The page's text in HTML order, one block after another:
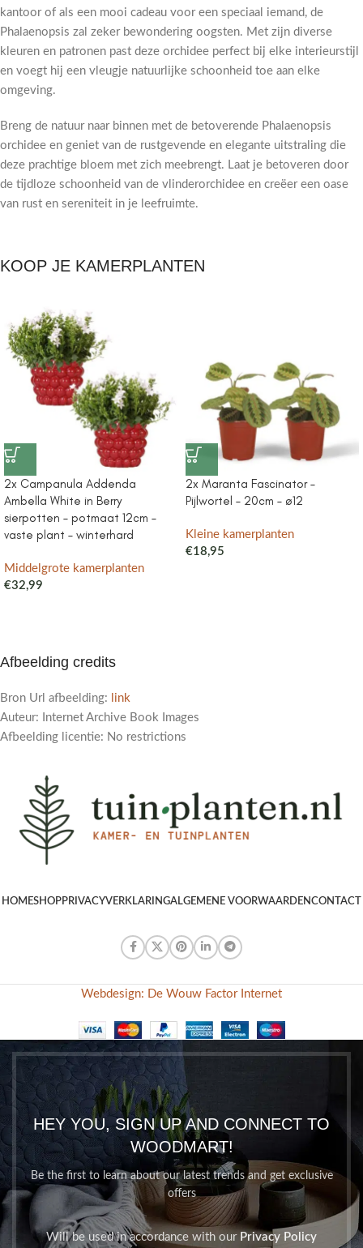
kantoor of als een mooi cadeau voor een speciaal iemand, de
Phalaenopsis zal zeker bewondering oogsten. Met zijn diverse
kleuren en patronen past deze orchidee perfect bij elke interieurstijl
en voegt hij een vleugje natuurlijke schoonheid toe aan elke
omgeving.
Breng de natuur naar binnen met de betoverende Phalaenopsis
orchidee en geniet van de rustgevende en elegante uitstraling die
deze prachtige bloem met zich meebrengt. Laat je betoveren door
de tijdloze schoonheid van de vlinderorchidee en creëer een oase
van rust en sereniteit in je leefruimte.
KOOP JE KAMERPLANTEN
2x Campanula Addenda
Ambella White in Berry
sierpotten – potmaat 12cm –
vaste plant – winterhard
Middelgrote kamerplanten
€32,99
2x Maranta Fascinator –
Pijlwortel – 20cm – ø12
Kleine kamerplanten
€18,95
Afbeelding credits
Bron Url afbeelding:
link
Auteur: Internet Archive Book Images
Afbeelding licentie: No restrictions
HOMESHOPPRIVACYVERKLARINGALGEMENE VOORWAARDENCONTACT
Webdesign: De Wouw Factor Internet
HEY YOU, SIGN UP AND CONNECT TO
WOODMART!
Be the first to learn about our latest trends and get exclusive
offers
Will be used in accordance with our Privacy Policy